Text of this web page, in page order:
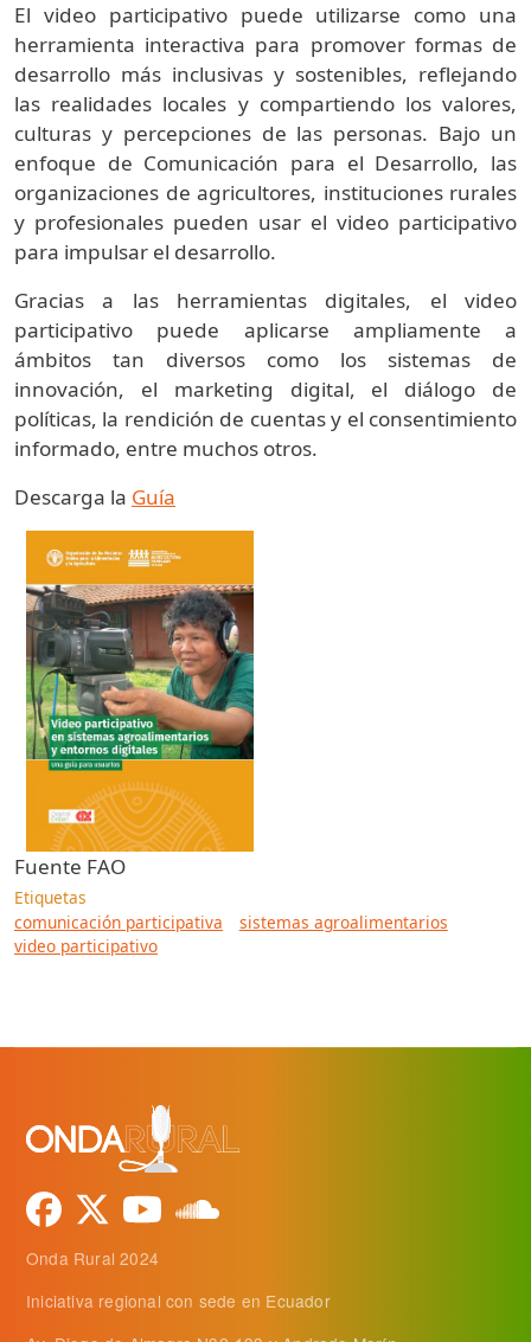
El video participativo puede utilizarse como una
herramienta interactiva para promover formas de
desarrollo más inclusivas y sostenibles, reflejando
las realidades locales y compartiendo los valores,
culturas y percepciones de las personas. Bajo un
enfoque de Comunicación para el Desarrollo, las
organizaciones de agricultores, instituciones rurales
y profesionales pueden usar el video participativo
para impulsar el desarrollo.
Gracias a las herramientas digitales, el video
participativo puede aplicarse ampliamente a
ámbitos tan diversos como los sistemas de
innovación, el marketing digital, el diálogo de
políticas, la rendición de cuentas y el consentimiento
informado, entre muchos otros.
Descarga la Guía
Fuente FAO
Etiquetas
comunicación participativa
sistemas agroalimentarios
video participativo
Onda Rural 2024
Iniciativa regional con sede en Ecuador